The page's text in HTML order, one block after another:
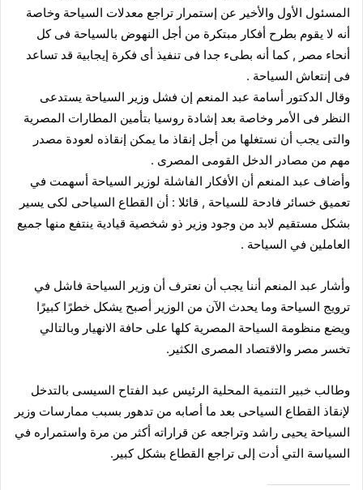
المسئول الأول والأخير عن إستمرار تراجع معدلات السياحة وخاصة
أنه لا يقوم بطرح أفكار مبتكرة من أجل النهوض بالسياحة فى كل
أنحاء مصر , كما أنه بطىء جدا فى تنفيذ أى فكرة إيجابية قد تساعد
فى إنتعاش السياحة .
وقال الدكتور أسامة عبد المنعم إن فشل وزير السياحة يستدعى
النظر فى الأمر وخاصة بعد إشادة روسيا بتأمين المطارات المصرية
والتى يجب أن نستغلها من أجل إنقاذ ما يمكن إنقاذه لعودة مصدر
مهم من مصادر الدخل القومى المصرى .
وأضاف عبد المنعم أن الأفكار الفاشلة لوزير السياحة أسهمت في
تعميق خسائر فادحة للسياحة , قائلا : أن القطاع السياحى لكى يسير
بشكل مستقيم لابد من وجود وزير ذو شخصية قيادية ينتفع منها جميع
العاملين في السياحة .
وأشار عبد المنعم أننا يجب أن نعترف أن وزير السياحة فاشل في
ترويج السياحة وما يحدث الآن من الوزير أصبح يشكل خطرًا كبيرًا
ويضع منظومة السياحة المصرية كلها على حافة الانهيار وبالتالي
تخسر مصر والاقتصاد المصرى الكثير.
وطالب خبير التنمية المحلية الرئيس عبد الفتاح السيسى بالتدخل
لإنقاذ القطاع السياحى بعد ما أصابه من تدهور بسبب ممارسات وزير
السياحة يحيى راشد وتراجعه عن قراراته أكثر من مرة واستمراره في
السياسة التي أدت إلى تراجع القطاع بشكل كبير.